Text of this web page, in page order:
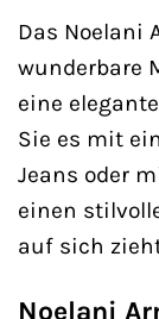
Das Noelani
wunderbare
eine
Sie es mit
Jeans oder
einen
auf sich
Noelani